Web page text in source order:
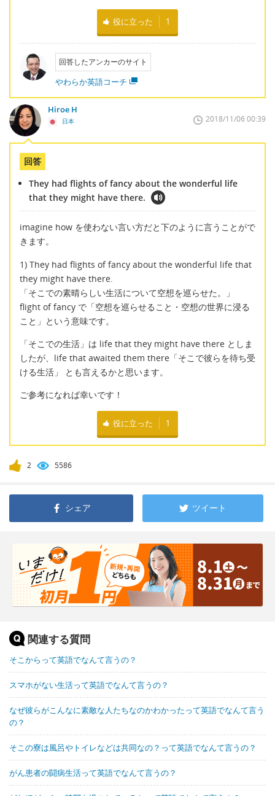
役に立った 1
回答したアンカーのサイト
やわらか英語コーチ
Hiroe H
日本 2018/11/06 00:39
回答
They had flights of fancy about the wonderful life
that they might have there.
imagine how を使わない言い方だと下のように言うことがで
きます。
1) They had flights of fancy about the wonderful life that
they might have there.
「そこでの素晴らしい生活について空想を巡らせた。」
flight of fancy で「空想を巡らせること・空想の世界に浸る
こと」という意味です。
「そこでの生活」は life that they might have there としま
したが、life that awaited them there「そこで彼らを待ち受
ける生活」 とも言えるかと思います。
ご参考になれば幸いです！
役に立った 1
2 5586
シェア ツイート
関連する質問
そこからって英語でなんて言うの？
スマホがない生活って英語でなんて言うの？
なぜ彼らがこんなに素敵な人たちなのかわかったって英語でなんて言う
の？
そこの寮は風呂やトイレなどは共同なの？って英語でなんて言うの？
がん患者の闘病生活って英語でなんて言うの？